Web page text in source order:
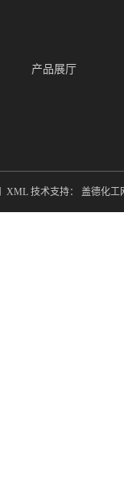
产品展厅
XML 技术支持： 盖德化工